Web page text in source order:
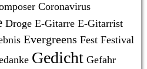
Coronavirus
Droge E-Gitarre E-Gitarrist
Evergreens Fest Festival
Gedicht Gefahr